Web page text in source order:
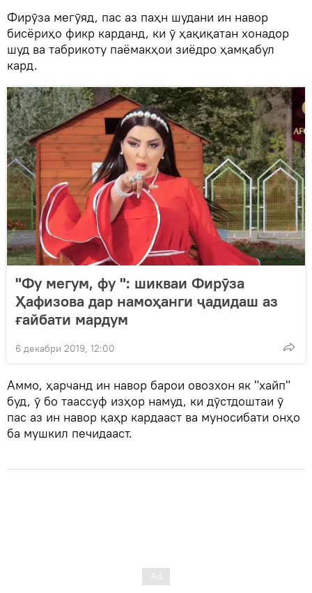
Фирӯза мегӯяд, пас аз паҳн шудани ин навор
бисёриҳо фикр карданд, ки ӯ ҳақиқатан хонадор
шуд ва табрикоту паёмакҳои зиёдро ҳамқабул
кард.
"Фу мегум, фу ": шикваи Фирӯза
Ҳафизова дар намоҳанги ҷадидаш аз
ғайбати мардум
6 декабри 2019, 12:00
Аммо, ҳарчанд ин навор барои овозхон як "хайп"
буд, ӯ бо таассуф изҳор намуд, ки дӯстдоштаи ӯ
пас аз ин навор қаҳр кардааст ва муносибати онҳо
ба мушкил печидааст.